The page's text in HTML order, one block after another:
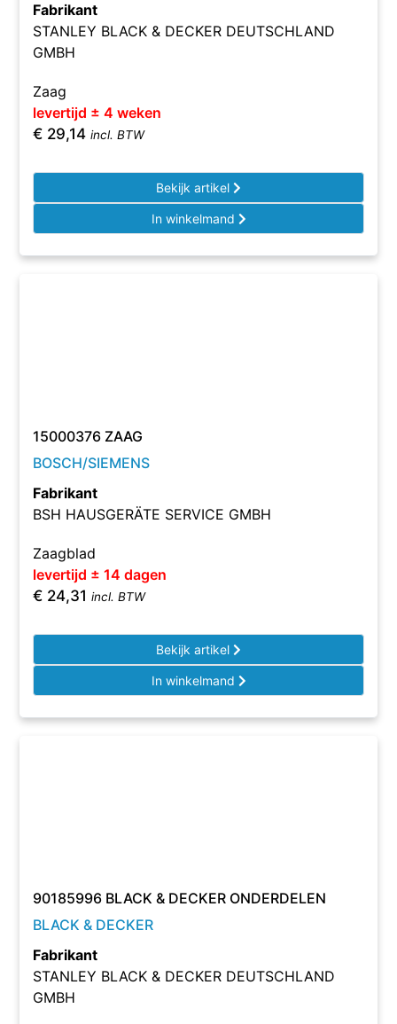
Fabrikant
STANLEY BLACK & DECKER DEUTSCHLAND
GMBH
Zaag
levertijd ± 4 weken
€ 29,14 incl. BTW
Bekijk artikel
In winkelmand
15000376 ZAAG
BOSCH/SIEMENS
Fabrikant
BSH HAUSGERÄTE SERVICE GMBH
Zaagblad
levertijd ± 14 dagen
€ 24,31 incl. BTW
Bekijk artikel
In winkelmand
90185996 BLACK & DECKER ONDERDELEN
BLACK & DECKER
Fabrikant
STANLEY BLACK & DECKER DEUTSCHLAND
GMBH